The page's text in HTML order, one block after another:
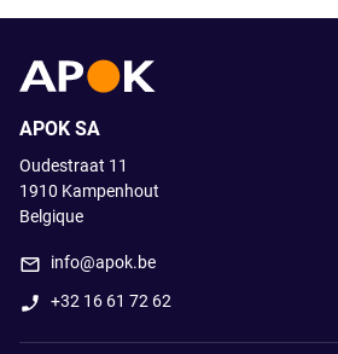
APOK SA
Oudestraat 11
1910 Kampenhout
Belgique
info@apok.be
+32 16 61 72 62